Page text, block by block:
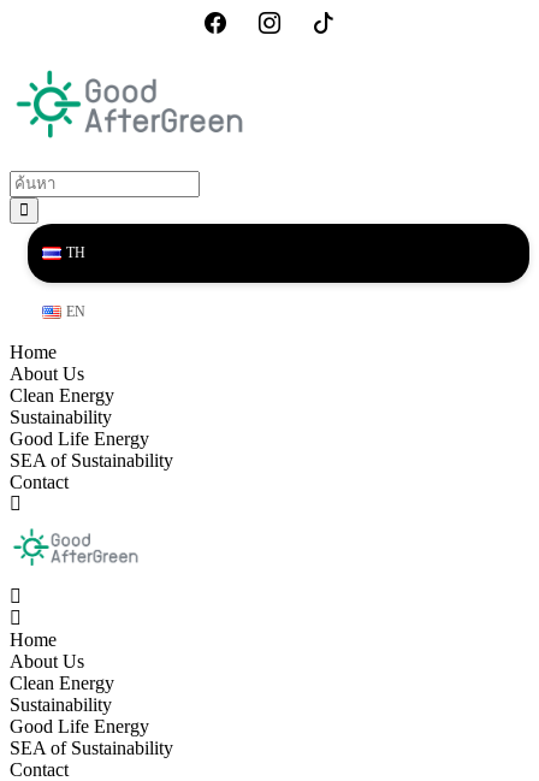
TH
EN
Home
About Us
Clean Energy
Sustainability
Good Life Energy
SEA of Sustainability
Contact
Home
About Us
Clean Energy
Sustainability
Good Life Energy
SEA of Sustainability
Contact